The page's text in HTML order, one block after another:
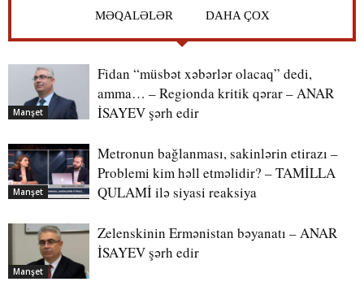
MƏQALƏLƏR DAHA ÇOX
Manşet
Fidan “müsbət xəbərlər olacaq” dedi,
amma… – Regionda kritik qərar – ANAR
İSAYEV şərh edir
Manşet
Metronun bağlanması, sakinlərin etirazı –
Problemi kim həll etməlidir? – TAMİLLA
QULAMİ ilə siyasi reaksiya
Manşet
Zelenskinin Ermənistan bəyanatı – ANAR
İSAYEV şərh edir